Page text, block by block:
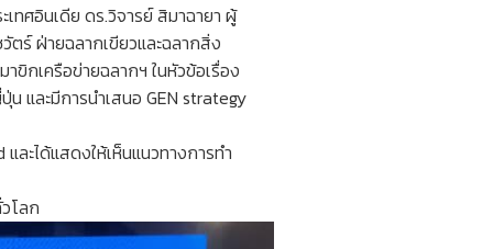
ทศอินเดีย​ ดร.วิจารย์​ สิมา​ฉายา​ ผู้
ต​ร์​ ฝ่ายฉลาก​เขียวและฉลากสิ่ง​
ขิกเครือข่าย​ฉลากฯ​ ในหัวข้อเรื่อง
และมีการนำเสนอ​ GEN​ strategy
ะได้แสดงให้เห็น​แนวทางการทำ​
โลก​